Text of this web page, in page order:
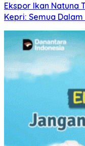
Ekspor Ikan Natuna
Kepri: Semua